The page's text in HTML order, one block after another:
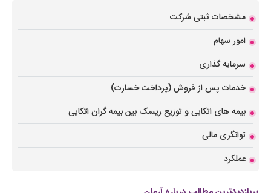
مشخصات ثبتی شرکت
امور سهام
سرمایه گذاری
خدمات پس از فروش (پرداخت خسارت)
بیمه های اتکایی و توزیع ریسک بین بیمه گران اتکایی
توانگری مالی
عملکرد